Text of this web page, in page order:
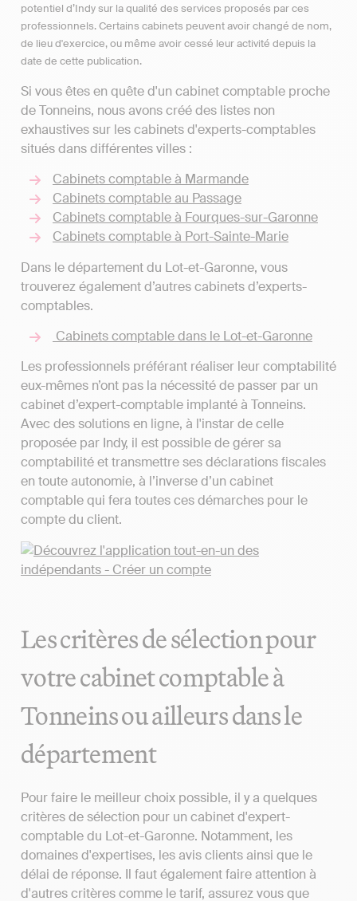
potentiel d’Indy sur la qualité des services proposés par ces
professionnels. Certains cabinets peuvent avoir changé de nom,
de lieu d'exercice, ou même avoir cessé leur activité depuis la
date de cette publication.
Si vous êtes en quête d'un cabinet comptable proche
de Tonneins, nous avons créé des listes non
exhaustives sur les cabinets d'experts-comptables
situés dans différentes villes :
Cabinets comptable à Marmande
Cabinets comptable au Passage
Cabinets comptable à Fourques-sur-Garonne
Cabinets comptable à Port-Sainte-Marie
Dans le département du Lot-et-Garonne, vous
trouverez également d’autres cabinets d’experts-
comptables.
Cabinets comptable dans le Lot-et-Garonne
Les professionnels préférant réaliser leur comptabilité
eux-mêmes n’ont pas la nécessité de passer par un
cabinet d’expert-comptable implanté à Tonneins.
Avec des solutions en ligne, à l'instar de celle
proposée par Indy, il est possible de gérer sa
comptabilité et transmettre ses déclarations fiscales
en toute autonomie, à l’inverse d’un cabinet
comptable qui fera toutes ces démarches pour le
compte du client.
Les critères de sélection pour
votre cabinet comptable à
Tonneins ou ailleurs dans le
département
Pour faire le meilleur choix possible, il y a quelques
critères de sélection pour un cabinet d'expert-
comptable du Lot-et-Garonne. Notamment, les
domaines d'expertises, les avis clients ainsi que le
délai de réponse. Il faut également faire attention à
d'autres critères comme le tarif, assurez vous que